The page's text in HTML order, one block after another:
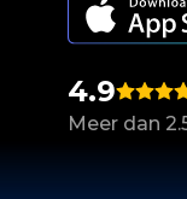
4.9
Meer dan